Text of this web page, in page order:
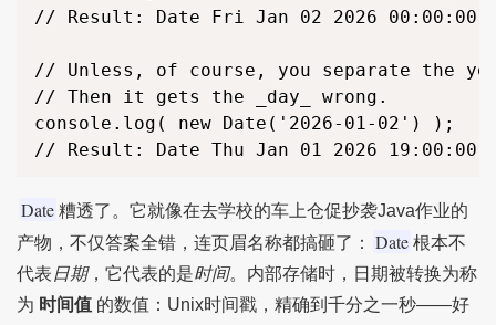
// Result: Date Fri Jan 02 2026 00:00:00
// Unless, of course, you separate the
// Then it gets the _day_ wrong.
console.log( new Date('2026-01-02') );
// Result: Date Thu Jan 01 2026 19:00:00
Date 糟透了。它就像在去学校的车上仓促抄袭Java作业的
产物，不仅答案全错，连页眉名称都搞砸了：
Date 根本不
代表 日期，它代表的是时间。内部存储时，日期被转换为称
为 时间值的数值：Unix时间戳，精确到千分之一秒——好